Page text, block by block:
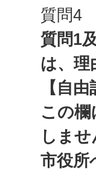
質問4
質問1
は、理
【自由
この
しま
市役所